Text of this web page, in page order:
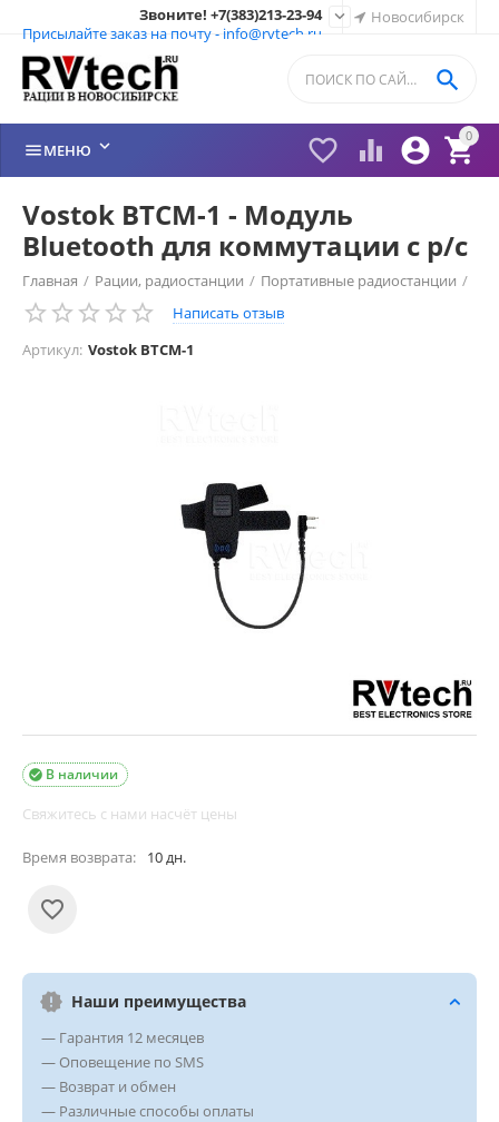
Новосибирск
Звоните! +7(383)213-23-94
Присылайте заказ на почту - info@rvtech.ru

0


 

МЕНЮ 
Vostok BTCM-1 - Модуль
Bluetooth для коммутации с р/с
Главная / Рации, радиостанции / Портативные радиостанции /
Рации Vostok (Россия) / Гарнитура Vostok
Написать отзыв
Артикул: Vostok BTCM-1
В наличии

Свяжитесь с нами насчёт цены
Время возврата: 10 дн.
Наши преимущества
— Гарантия 12 месяцев
— Оповещение по SMS
— Возврат и обмен
— Различные способы оплаты